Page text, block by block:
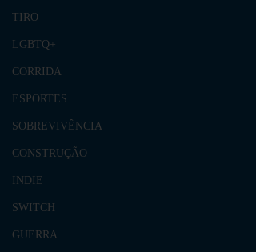
TIRO
LGBTQ+
CORRIDA
ESPORTES
SOBREVIVÊNCIA
CONSTRUÇÃO
INDIE
SWITCH
GUERRA